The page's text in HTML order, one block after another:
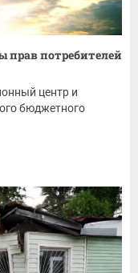
прав потребителей
центр и
бюджетного